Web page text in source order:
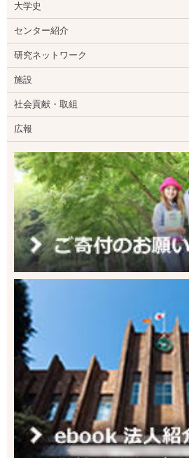
大学史
センター紹介
研究ネットワーク
施設
社会貢献・取組
広報